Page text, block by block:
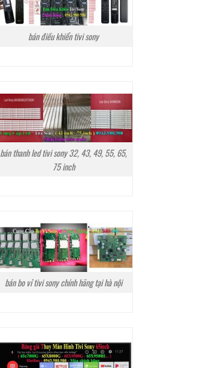
bán điều khiển tivi sony
bán thanh led tivi sony 32, 43, 49, 55, 65,
75 inch
bán bo vỉ tivi sony chính hãng tại hà nội